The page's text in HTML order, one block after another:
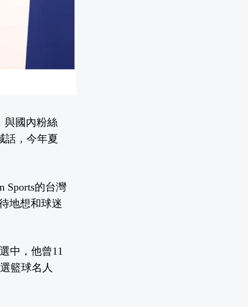
與國內粉絲
話，今年夏
Sports的台灣
地想和球迷
中，他曾11
籃球名人